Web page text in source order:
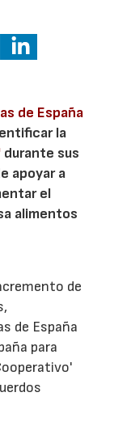
de España
la
durante sus
apoyar a
el
alimentos
de
de España
para